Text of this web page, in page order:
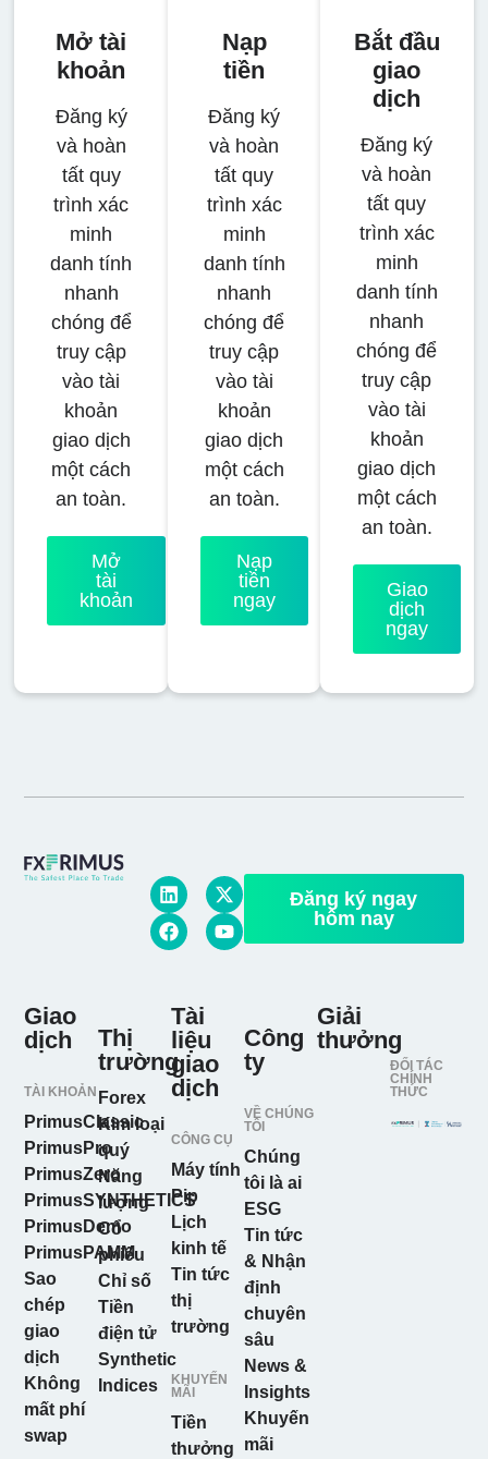
Mở tài
khoản
Đăng ký
và hoàn
tất quy
trình xác
minh
danh tính
nhanh
chóng để
truy cập
vào tài
khoản
giao dịch
một cách
an toàn.
Mở
tài
khoản
Nạp
tiền
Đăng ký
và hoàn
tất quy
trình xác
minh
danh tính
nhanh
chóng để
truy cập
vào tài
khoản
giao dịch
một cách
an toàn.
Nạp
tiền
ngay
Bắt đầu
giao
dịch
Đăng ký
và hoàn
tất quy
trình xác
minh
danh tính
nhanh
chóng để
truy cập
vào tài
khoản
giao dịch
một cách
an toàn.
Giao
dịch
ngay
Đăng ký ngay
hôm nay
Giao
dịch
TÀI KHOẢN
PrimusClassic
PrimusPro
PrimusZero
PrimusSYNTHETICS
PrimusDemo
PrimusPAMM
Sao
chép
giao
dịch
Không
mất phí
swap
Thị
trường
Forex
Kim loại
quý
Năng
lượng
Cổ
phiếu
Chỉ số
Tiền
điện tử
Synthetic
Indices
Tài
liệu
giao
dịch
CÔNG CỤ
Máy tính
Pip
Lịch
kinh tế
Tin tức
thị
trường
KHUYẾN
MÃI
Tiền
thưởng
Công
ty
VỀ CHÚNG
TÔI
Chúng
tôi là ai
ESG
Tin tức
& Nhận
định
chuyên
sâu
News &
Insights
Khuyến
mãi
Giải
thưởng
ĐỐI TÁC
CHÍNH
THỨC